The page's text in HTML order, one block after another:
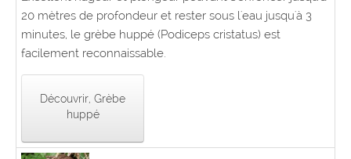
20 mètres de profondeur et rester sous l'eau jusqu'à 3
minutes, le grèbe huppé (Podiceps cristatus) est
facilement reconnaissable.
Découvrir, Grèbe
huppé